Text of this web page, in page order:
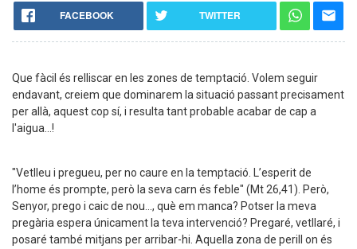
FACEBOOK TWITTER
Que fàcil és relliscar en les zones de temptació. Volem seguir
endavant, creiem que dominarem la situació passant precisament
per allà, aquest cop sí, i resulta tant probable acabar de cap a
l'aigua...!
"Vetlleu i pregueu, per no caure en la temptació. L’esperit de
l’home és prompte, però la seva carn és feble" (Mt 26,41). Però,
Senyor, prego i caic de nou..., què em manca? Potser la meva
pregària espera únicament la teva intervenció? Pregaré, vetllaré, i
posaré també mitjans per arribar-hi. Aquella zona de perill on és